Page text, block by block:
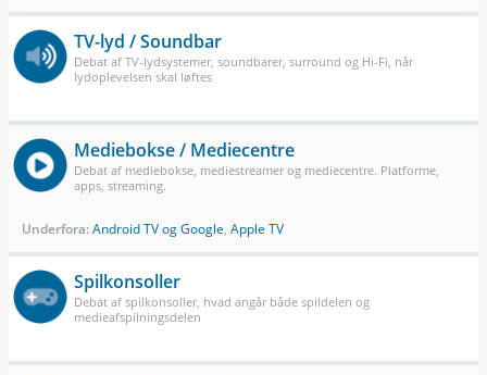
TV-lyd / Soundbar
Debat af TV-lydsystemer, soundbarer, surround og Hi-Fi, når
lydoplevelsen skal løftes
Mediebokse / Mediecentre
Debat af mediebokse, mediestreamer og mediecentre. Platforme,
apps, streaming.
Underfora:Android TV og Google, Apple TV
Spilkonsoller
Debat af spilkonsoller, hvad angår både spildelen og
medieafspilningsdelen